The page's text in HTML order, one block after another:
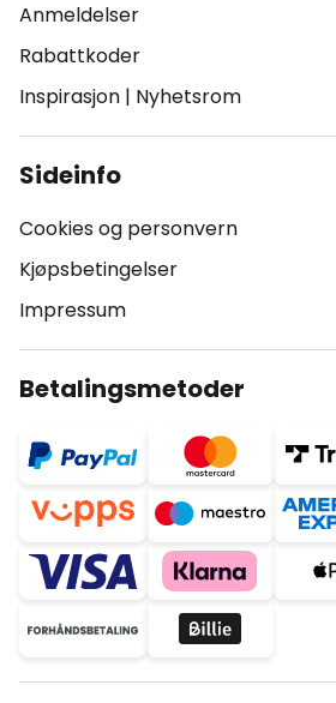
Anmeldelser
Rabattkoder
Inspirasjon | Nyhetsrom
Sideinfo
Cookies og personvern
Kjøpsbetingelser
Impressum
Betalingsmetoder